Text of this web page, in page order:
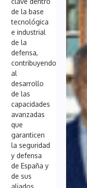
de la base
tecnológica
e industrial
de la
defensa,
contribuyendo
al
desarrollo
de las
capacidades
avanzadas
que
garanticen
la seguridad
y defensa
de España y
de sus
aliados.